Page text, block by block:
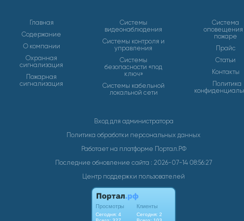
Главная
Содержание
О компании
Охранная
сигнализация
Пожарная
сигнализация
Системы
видеонаблюдения
Системы контроля и
управления
Системы
безопасности «под
ключ»
Системы кабельной
локальной сети
Система
оповещения
пожаре
Прайс
Статьи
Контакты
Политика
Вход для администратора
Политика обработки персональных данных
Работает на платформе Портал.РФ
Последние обновление сайта : 2026-07-14 08:56:27
Центр поддержки пользователей